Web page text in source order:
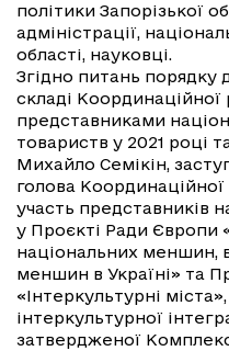
політики Запорізької
адміністрації,
області, науковці.
Згідно питань порядку
складі Координаційної
представниками
товариств у 2021 році
Михайло Семікін,
голова
участь представників
у Проєкті Ради Європи
національних меншин,
меншин в Україні» та
«Інтеркультурні
інтеркультурної
затвердженої